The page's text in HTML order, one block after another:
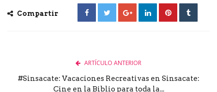
Compartir
ARTÍCULO ANTERIOR
#Sinsacate: Vacaciones Recreativas en Sinsacate:
Cine en la Biblio para toda la...